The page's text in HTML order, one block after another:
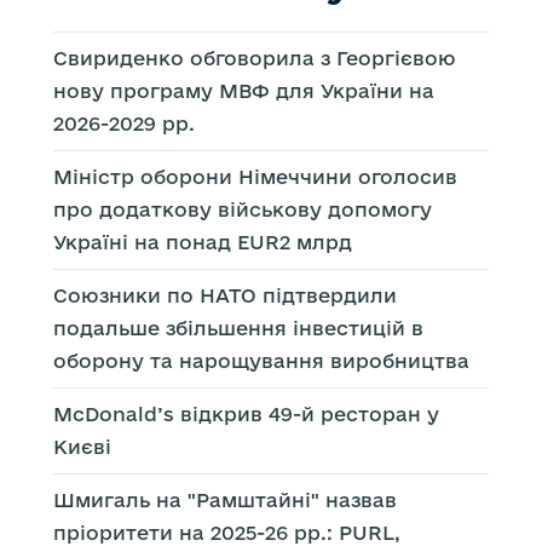
Свириденко обговорила з Георгієвою
нову програму МВФ для України на
2026-2029 рр.
Міністр оборони Німеччини оголосив
про додаткову військову допомогу
Україні на понад EUR2 млрд
Союзники по НАТО підтвердили
подальше збільшення інвестицій в
оборону та нарощування виробництва
McDonald’s відкрив 49-й ресторан у
Києві
Шмигаль на "Рамштайні" назвав
пріоритети на 2025-26 рр.: PURL,